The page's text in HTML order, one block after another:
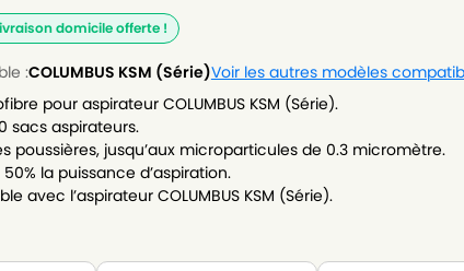
domicile offerte !
:COLUMBUS KSM (Série)Voir les autres modèles
pour aspirateur COLUMBUS KSM (Série).
sacs aspirateurs.
poussières, jusqu’aux microparticules de 0.3 micromètre.
la puissance d’aspiration.
avec l’aspirateur COLUMBUS KSM (Série).